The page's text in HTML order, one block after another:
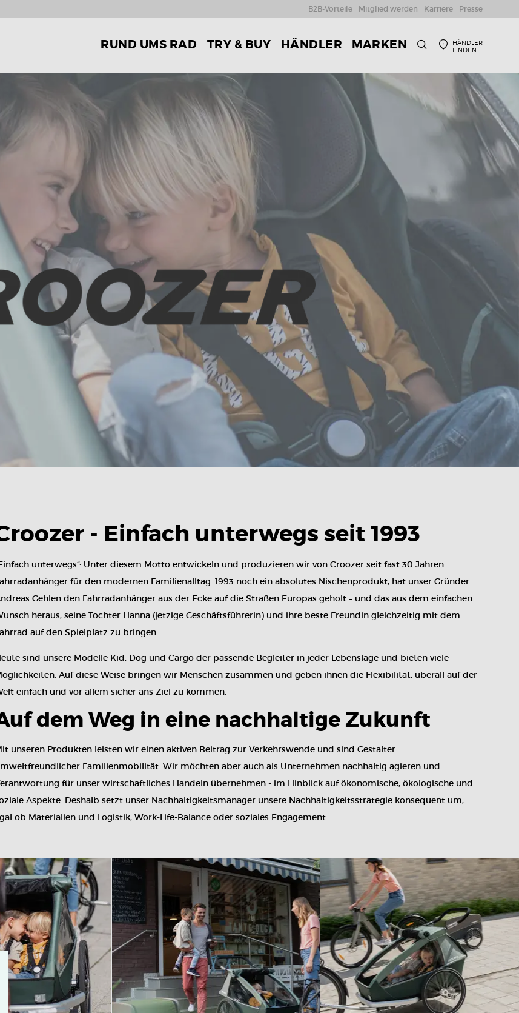
HÄNDLER
FINDEN
RUND UMS RAD TRY & BUY HÄNDLER MARKEN
B2B-Vorteile Mitglied werden Karriere Presse
- Einfach unterwegs seit 1993
unterwegs“: Unter diesem Motto entwickeln und produzieren wir von Croozer seit fast 30 Jahren
für den modernen Familienalltag. 1993 noch ein absolutes Nischenprodukt, hat unser Gründer
Gehlen den Fahrradanhänger aus der Ecke auf die Straßen Europas geholt – und das aus dem einfachen
heraus, seine Tochter Hanna (jetzige Geschäftsführerin) und ihre beste Freundin gleichzeitig mit dem
auf den Spielplatz zu bringen.
sind unsere Modelle Kid, Dog und Cargo der passende Begleiter in jeder Lebenslage und bieten viele
Auf diese Weise bringen wir Menschen zusammen und geben ihnen die Flexibilität, überall auf der
einfach und vor allem sicher ans Ziel zu kommen.
dem Weg in eine nachhaltige Zukunft
unseren Produkten leisten wir einen aktiven Beitrag zur Verkehrswende und sind Gestalter
Familienmobilität. Wir möchten aber auch als Unternehmen nachhaltig agieren und
für unser wirtschaftliches Handeln übernehmen - im Hinblick auf ökonomische, ökologische und
Aspekte. Deshalb setzt unser Nachhaltigkeitsmanager unsere Nachhaltigkeitsstrategie konsequent um,
ob Materialien und Logistik, Work-Life-Balance oder soziales Engagement.